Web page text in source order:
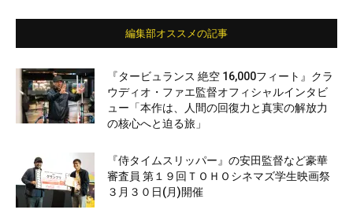
編集部オススメの記事
『タービュランス 絶空 16,000フィート』クラ
ウディオ・ファエ監督オフィシャルインタビ
ュー「本作は、人間の回復力と真実の解放力
の核心へと迫る旅」
『侍タイムスリッパー』の安田監督など豪華
審査員 第１９回ＴＯＨＯシネマズ学生映画祭
３月３０日(月)開催